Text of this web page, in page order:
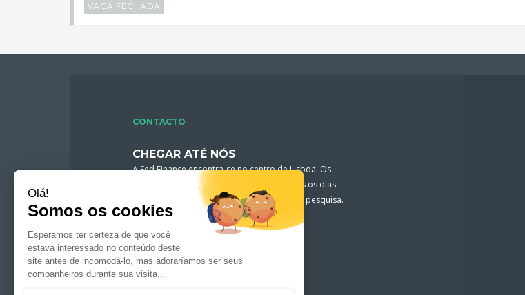
VAGA FECHADA
CONTACTO
CHEGAR ATÉ NÓS
A Fed Finance encontra-se no centro de Lisboa. Os
nossos consultores estão disponíveis todos os dias
para definir o seu perfil e ajudá-lo(a) na sua pesquisa.
CONTACTE-NOS !